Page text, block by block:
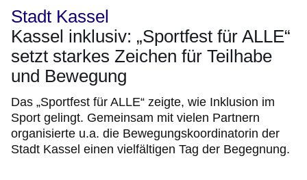
Stadt Kassel
Kassel inklusiv: „Sportfest für ALLE“
setzt starkes Zeichen für Teilhabe
und Bewegung
Das „Sportfest für ALLE“ zeigte, wie Inklusion im
Sport gelingt. Gemeinsam mit vielen Partnern
organisierte u.a. die Bewegungskoordinatorin der
Stadt Kassel einen vielfältigen Tag der Begegnung.